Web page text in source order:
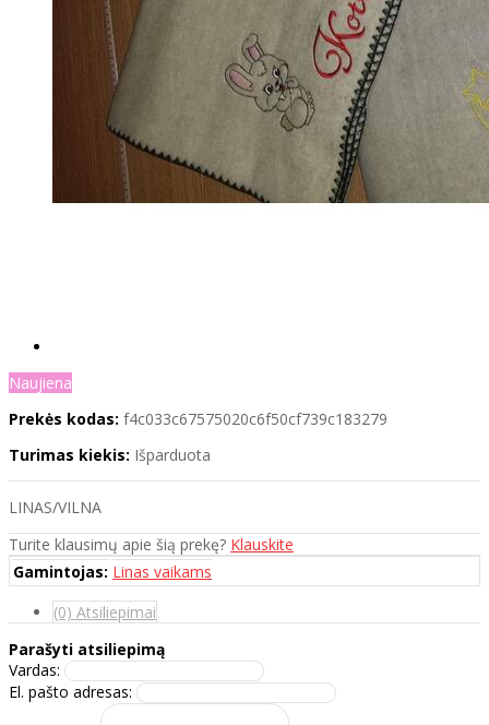
Naujiena
Prekės kodas: f4c033c67575020c6f50cf739c183279
Turimas kiekis: Išparduota
LINAS/VILNA
Turite klausimų apie šią prekę? Klauskite
Gamintojas: Linas vaikams
(0) Atsiliepimai
Parašyti atsiliepimą
Vardas:
El. pašto adresas: